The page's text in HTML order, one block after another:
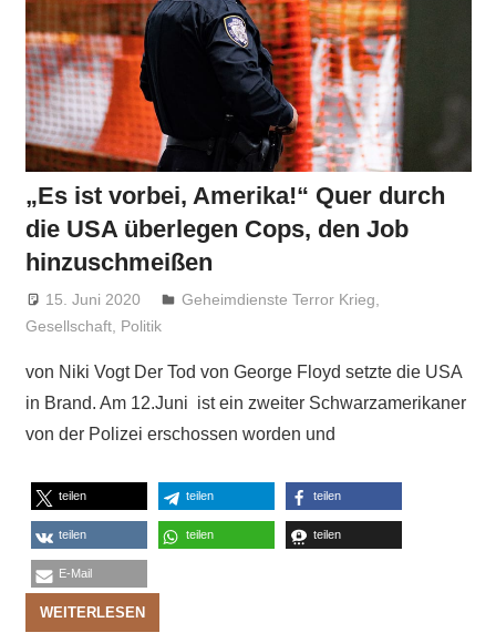
„Es ist vorbei, Amerika!“ Quer durch
die USA überlegen Cops, den Job
hinzuschmeißen
15. Juni 2020 Niki Vogt
Geheimdienste Terror Krieg
Gesellschaft, Politik
von Niki Vogt Der Tod von George Floyd setzte die USA
in Brand. Am 12.Juni ist ein zweiter Schwarzamerikaner
von der Polizei erschossen worden und
teilen teilen teilen
teilen teilen teilen
E-Mail
WEITERLESEN